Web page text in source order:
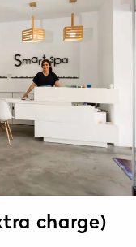
charge)